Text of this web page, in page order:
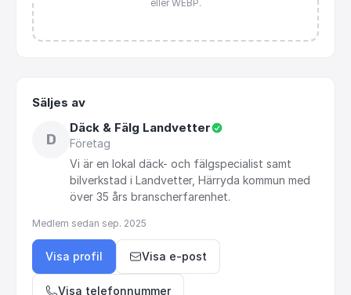
eller WEBP.
Säljes av
D
Däck & Fälg Landvetter
Företag
Vi är en lokal däck- och fälgspecialist samt
bilverkstad i Landvetter, Härryda kommun med
över 35 års branscherfarenhet.
Medlem sedan sep. 2025
Visa profil Visa e-post
Visa telefonnummer